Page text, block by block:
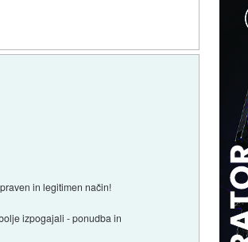
in legitimen način!
izpogajali - ponudba in